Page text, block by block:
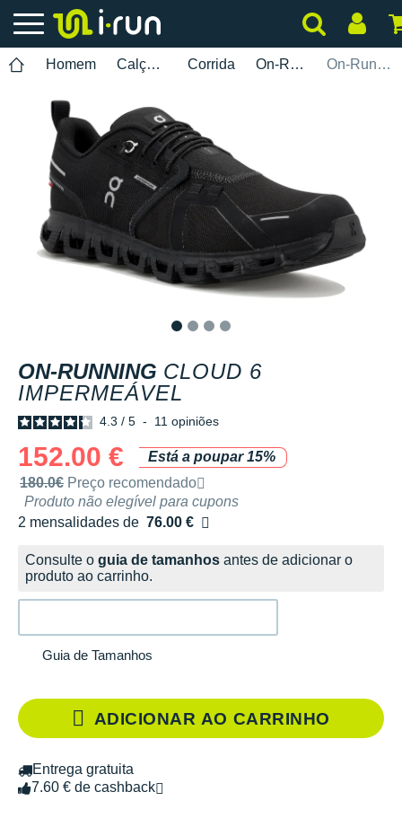
Homem Calçados Corrida On-Running On-Running Cloud 6 Impermeável
ON-RUNNING CLOUD 6
IMPERMEÁVEL
4.3 / 5 - 11 opiniões
152.00 €
Está a poupar 15%
Preço de venda recomendado pela marca
180.0€ Preço recomendado
Produto não elegível para cupons
2 mensalidades de 76.00 €
sem custos
Consulte o guia de tamanhos antes de adicionar o
produto ao carrinho.
Guia de Tamanhos
ADICIONAR AO CARRINHO
Entrega gratuita
7.60 € de cashback